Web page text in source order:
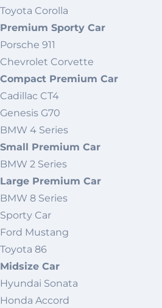
Toyota Corolla
Premium Sporty Car
Porsche 911
Chevrolet Corvette
Compact Premium Car
Cadillac CT4
Genesis G70
BMW 4 Series
Small Premium Car
BMW 2 Series
Large Premium Car
BMW 8 Series
Sporty Car
Ford Mustang
Toyota 86
Midsize Car
Hyundai Sonata
Honda Accord